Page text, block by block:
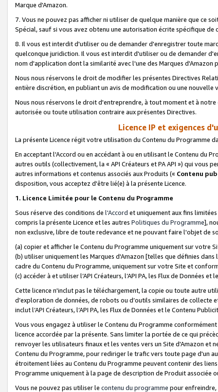
Marque d'Amazon.
7. Vous ne pouvez pas afficher ni utiliser de quelque manière que ce
Spécial, sauf si vous avez obtenu une autorisation écrite spécifique de
8. Il vous est interdit d'utiliser ou de demander d'enregistrer toute
quelconque juridiction. Il vous est interdit d'utiliser ou de demander
nom d'application dont la similarité avec l'une des Marques
Nous nous réservons le droit de modifier les présentes Directives
entière discrétion, en publiant un avis de modification ou une nouvelle
Nous nous réservons le droit d'entreprendre, à tout moment et à
autorisée ou toute utilisation contraire aux présentes Directives.
Licence IP et exigences
La présente Licence régit votre utilisation du Contenu du Programme
En acceptant l'Accord ou en accédant à ou en utilisant le Contenu du
autres outils (collectivement, la « API Créateurs et PA API ») qui vous
autres informations et contenus associés aux Produits (« Contenu
disposition, vous acceptez d'être lié(e) à la présente Licence.
1. Licence Limitée pour le Contenu du Programme
Sous réserve des conditions de l'Accord et uniquement aux fins
compris la présente Licence et les autres Politiques du Programme],
non exclusive, libre de toute redevance et ne pouvant faire l'objet de
(a) copier et afficher le Contenu du Programme uniquement sur votre
(b) utiliser uniquement les Marques d'Amazon [telles que définies dans
cadre du Contenu du Programme, uniquement sur votre Site et
(c) accéder à et utiliser l’API Créateurs, l’API PA, les Flux de Données
Cette licence n'inclut pas le téléchargement, la copie ou toute autre
d’exploration de données, de robots ou d’outils similaires de
inclut l’API Créateurs, l’API PA, les Flux de Données et le Contenu
Vous vous engagez à utiliser le Contenu du Programme
licence accordée par la présente. Sans limiter la portée de ce qui
renvoyer les utilisateurs finaux et les ventes vers un Site d'Amazon et
Contenu du Programme, pour rediriger le trafic vers toute page d'un
étroitement liées au Contenu du Programme peuvent contenir des
Programme uniquement à la page de description de Produit associée
Vous ne pouvez pas utiliser le contenu du programme pour